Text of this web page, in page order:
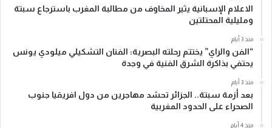
الاعلام الإسبانية يثير المخاوف من مطالبة المغرب باسترجاع سبتة
ومليلية المحتلتين
منذ 3 أيام
“الفن والراي” يختتم رحلته البصرية: الفنان التشكيلي ميلودي يونس
يحتفي بذاكرة الشرق الفنية في وجدة
منذ 3 أيام
بعد أزمة سبتة.. الجزائر تحشد مهاجرين من دول افريقيا جنوب
الصحراء على الحدود المغربية
منذ 4 أيام